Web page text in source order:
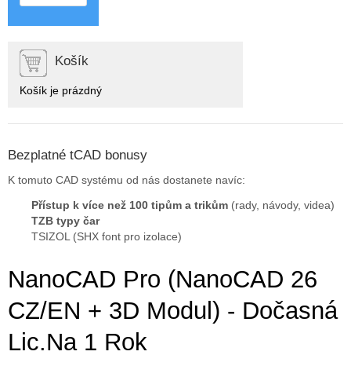
Košík
Košík je prázdný
Bezplatné tCAD bonusy
K tomuto CAD systému od nás dostanete navíc:
Přístup k více než 100 tipům a trikům (rady, návody, videa)
TZB typy čar
TSIZOL (SHX font pro izolace)
NanoCAD Pro (nanoCAD 26
CZ/EN + 3D Modul) - Dočasná
Lic.na 1 Rok